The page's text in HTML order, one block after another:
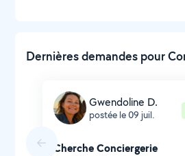
Dernières demandes pour
Gwendoline D.
postée le 09 juil.
Cherche Conciergerie